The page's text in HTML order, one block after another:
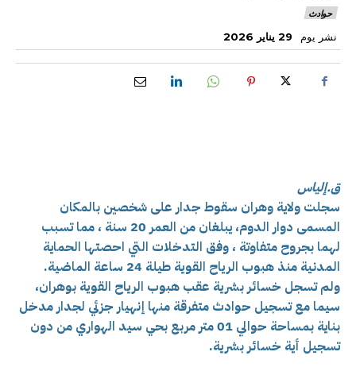
حوادث
نشر يوم 29 يناير 2026
ق.إلياس
سجلت ولاية وهران سقوط جدار على شخصين بالمكان
المسمى دوار الدوم، يبلغان من العمر 20 سنة ، مما تسبب
لهما بجروح متفاوتة ، وفق التدخلات التي احصتها الحماية
المدنية منذ هبوب الرياح القوية طيلة 24 ساعة الماضية.
ولم تسجل خسائر بشرية عقب هبوب الرياح القوية بوهران،
سيما مع تسجيل حوادث متفرقة منها إنهيار جزئي لجدار مدخل
بناية بمساحة حوالي 01 متر مربع بحي سيد الهواري من دون
تسجيل أية خسائر بشرية.